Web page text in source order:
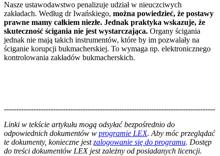
Nasze ustawodawstwo penalizuje udział w nieuczciwych
zakładach. Według dr Iwańskiego, można powiedzieć, że postawy
prawne mamy całkiem niezłe. Jednak praktyka wskazuje, że
skuteczność ścigania nie jest wystarczająca. Organy ścigania
jednak nie mają takich instrumentów, które by im pozwalały na
ściganie korupcji bukmacherskiej. To wymaga np. elektronicznego
kontrolowania zakładów bukmacherskich.
--------------------------------------------------------------------------------------
Linki w tekście artykułu mogą odsyłać bezpośrednio do
odpowiednich dokumentów w programie LEX. Aby móc przeglądać
te dokumenty, konieczne jestzalogowanie się do programu. Dostęp
do treści dokumentów LEX jest zależny od posiadanych licencji.